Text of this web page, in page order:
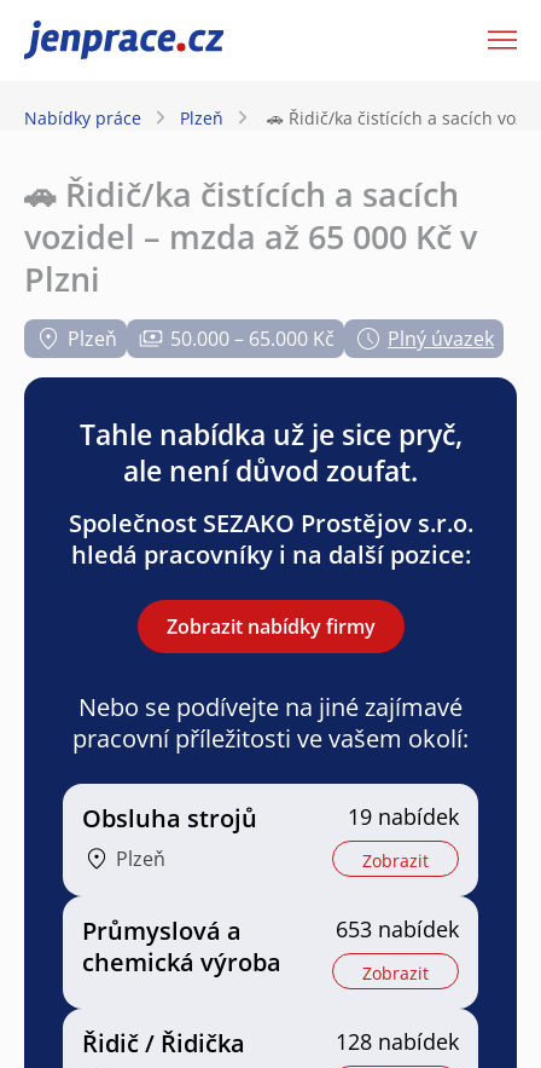
JenPráce.cz
Nabídky práce Plzeň 🚗 Řidič/ka čistících a sacích
🚗 Řidič/ka čistících a sacích
vozidel – mzda až 65 000 Kč v
Plzni
Plzeň 50.000 – 65.000 Kč Plný úvazek
Tahle nabídka už je sice pryč,
ale není důvod zoufat.
Společnost SEZAKO Prostějov s.r.o.
hledá pracovníky i na další pozice:
Zobrazit nabídky firmy
Nebo se podívejte na jiné zajímavé
pracovní příležitosti ve vašem okolí:
Obsluha strojů
Plzeň
19 nabídek
Zobrazit
Průmyslová a
chemická výroba
653 nabídek
Zobrazit
Řidič / Řidička 128 nabídek